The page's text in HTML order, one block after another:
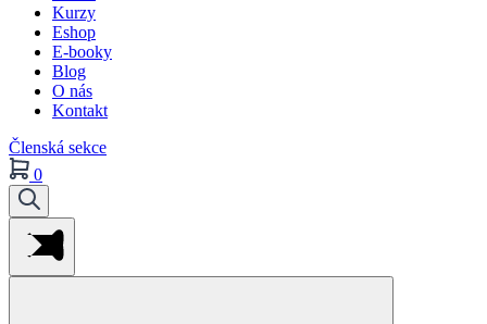
Kurzy
Eshop
E-booky
Blog
O nás
Kontakt
Členská sekce
0